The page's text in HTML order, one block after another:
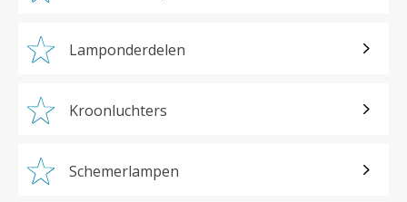
Lamponderdelen
Kroonluchters
Schemerlampen